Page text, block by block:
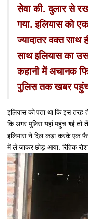
सेवा की. दुलार से
गया. इलियास को
ज्यादातर वक्त
साथ इलियास का
कहानी में अचानक
पुलिस तक खबर
इलियास को पता था कि इस
कि अगर पुलिस यहां पहुंच गई तो
इलियास ने दिल कड़ा करके एक
में ले जाकर छोड़ आया. रितिक